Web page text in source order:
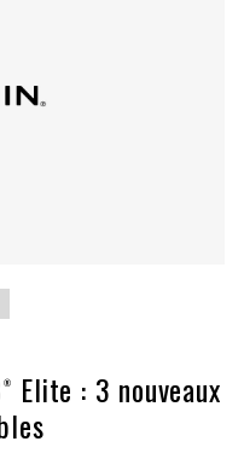
Elite : 3 nouveaux